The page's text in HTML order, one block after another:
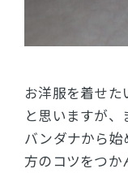
お洋服を着せ
と思いますが
バンダナから始
方のコツをつか